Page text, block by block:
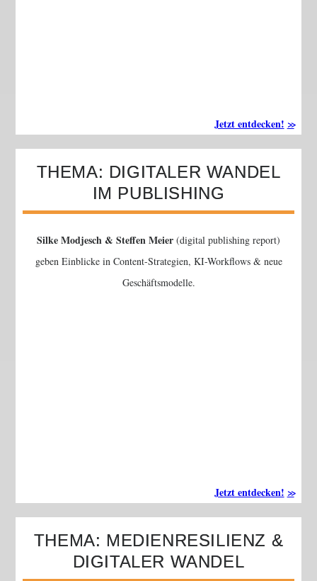
Jetzt entdecken!
THEMA: DIGITALER WANDEL
IM PUBLISHING
Silke Modjesch & Steffen Meier (digital publishing report)
geben Einblicke in Content-Strategien, KI-Workflows & neue
Geschäftsmodelle.
Jetzt entdecken!
THEMA: MEDIENRESILIENZ &
DIGITALER WANDEL